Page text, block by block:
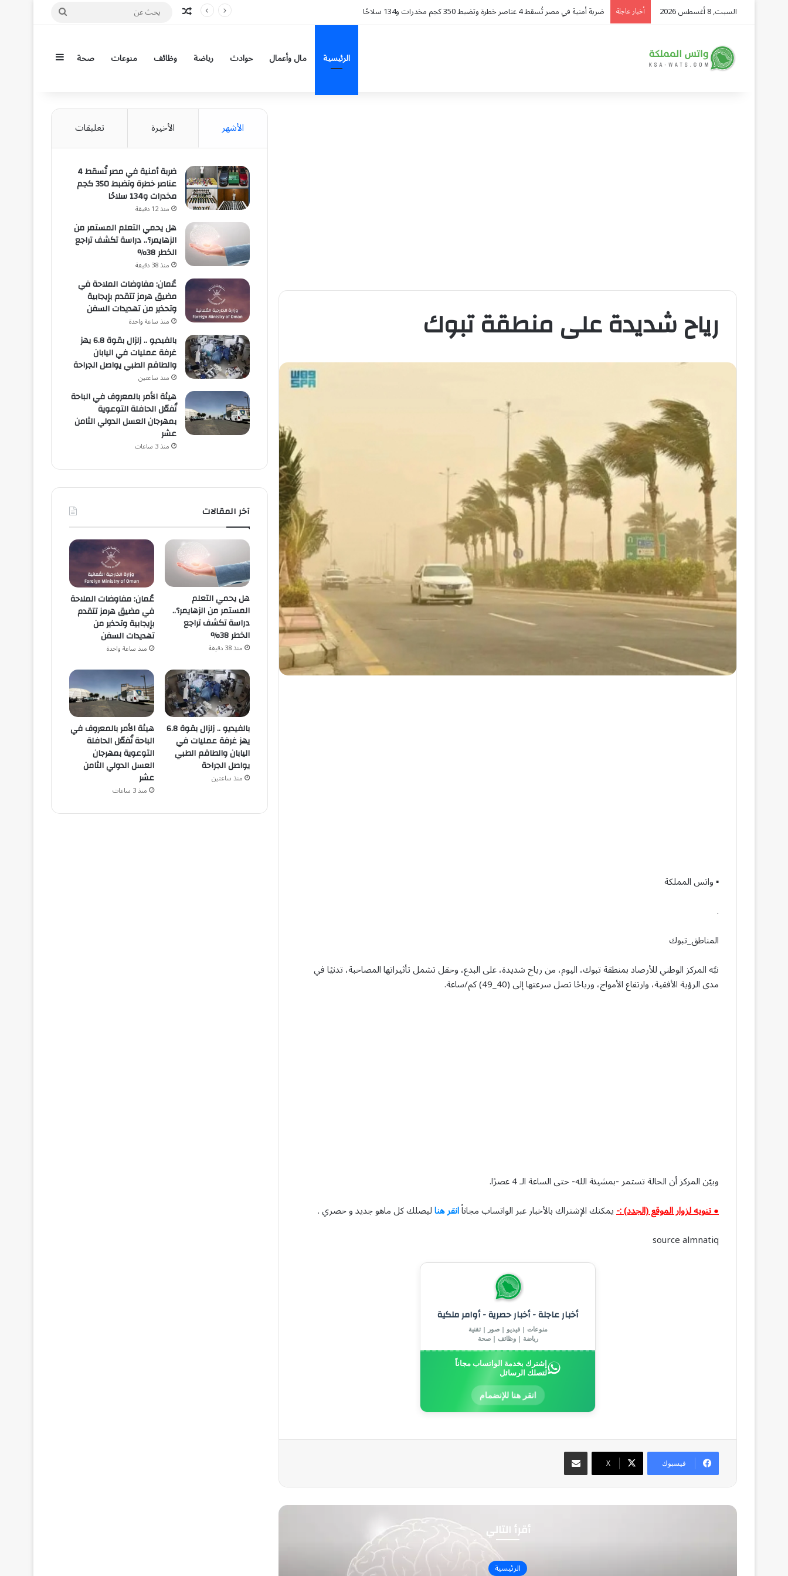
السبت, 8 أغسطس 2026 أخبار عاجلة هل يحمي التعلم المستمر من الزهايمر؟.. دراسة تكشف تراجع الخطر 38% مقال عشوائي
بحث
الرئيسية مال وأعمال حوادث رياضة وظائف منوعات صحة إضافة عمود
رياح شديدة على منطقة تبوك
▪︎ واتس المملكة
.
المناطق_تبوك
نبَّه المركز الوطني للأرصاد بمنطقة تبوك، اليوم، من رياح شديدة، على البدع، وحقل تشمل تأثيراتها المصاحبة، تدنيًا في
مدى الرؤية الأفقية، وارتفاع الأمواج، ورياحًا تصل سرعتها إلى (40_49) كم/ساعة.
وبيّن المركز أن الحالة تستمر -بمشيئة الله- حتى الساعة الـ 4 عصرًا.
● تنويه لزوار الموقع (الجدد) :-يمكنك الإشتراك بالأخبار عبر الواتساب مجاناًانقر هناليصلك كل ماهو جديد و حصري .
source almnatiq
أخبار عاجلة - أخبار حصرية - أوامر ملكية
منوعات | فيديو | صور | تقنية
رياضة | وظائف | صحة
إشترك بخدمة الواتساب مجاناً
لتصلك الرسائل
انقر هنا للإنضمام
فيسبوك ‫X
مشاركة عبر البريد
أقرأ التالي
الرئيسية
الأشهر الأخيرة تعليقات
ضربة أمنية في مصر تُسقط 4
عناصر خطرة وتضبط 350 كجم
مخدرات و134 سلاحًا
منذ 12 دقيقة
هل يحمي التعلم المستمر من
الزهايمر؟.. دراسة تكشف تراجع
الخطر 38%
منذ 38 دقيقة
عُمان: مفاوضات الملاحة في
مضيق هرمز تتقدم بإيجابية
وتحذير من تهديدات السفن
منذ ساعة واحدة
بالفيديو .. زلزال بقوة 6.8 يهز
غرفة عمليات في اليابان
والطاقم الطبي يواصل الجراحة
منذ ساعتين
هيئة الأمر بالمعروف في الباحة
تُفعّل الحافلة التوعوية
بمهرجان العسل الدولي الثامن
عشر
منذ 3 ساعات
آخر المقالات
هل يحمي التعلم
المستمر من الزهايمر؟..
دراسة تكشف تراجع
الخطر 38%
منذ 38 دقيقة
عُمان: مفاوضات الملاحة
في مضيق هرمز تتقدم
بإيجابية وتحذير من
تهديدات السفن
منذ ساعة واحدة
بالفيديو .. زلزال بقوة 6.8
يهز غرفة عمليات في
اليابان والطاقم الطبي
يواصل الجراحة
منذ ساعتين
هيئة الأمر بالمعروف في
الباحة تُفعّل الحافلة
التوعوية بمهرجان
العسل الدولي الثامن
عشر
منذ 3 ساعات